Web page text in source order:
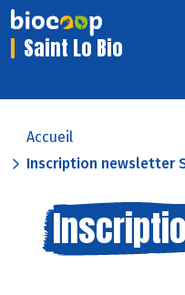
Saint Lo Bio
Accueil
Inscription newsletter